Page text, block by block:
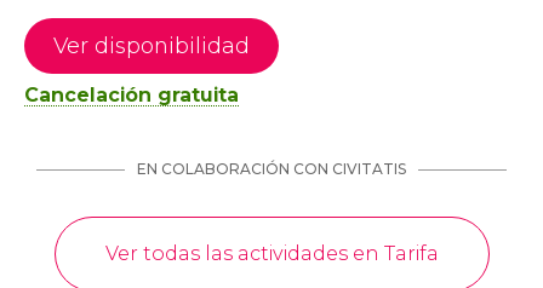
Ver disponibilidad
Cancelación gratuita
EN COLABORACIÓN CON CIVITATIS
Ver todas las actividades en Tarifa